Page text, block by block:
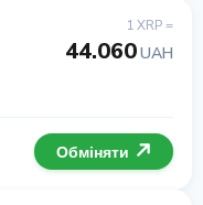
1 XRP =
44.060UAH
Обміняти